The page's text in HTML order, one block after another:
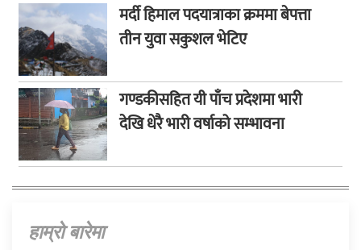
मर्दी हिमाल पदयात्राका क्रममा बेपत्ता
तीन युवा सकुशल भेटिए
गण्डकीसहित यी पाँच प्रदेशमा भारी
देखि धेरै भारी वर्षाको सम्भावना
हाम्राे बारेमा